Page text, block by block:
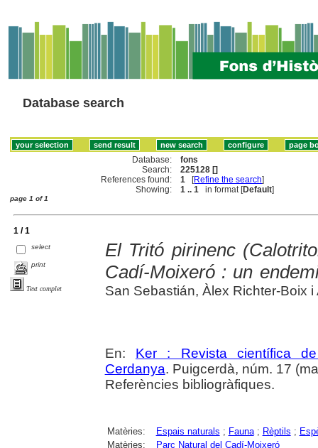
Database search
Database:
fons
Search:
225128 []
References found:
1 [Refine the search]
Showing:
1 .. 1 in format [Default]
page 1 of 1
1 / 1
select
print
Text complet
El Tritó pirinenc
Cadí-Moixeró : un
San Sebastián, Àlex Richter-Boix i
En: Ker : Revista científica
Cerdanya. Puigcerdà, núm. 17
Referències bibliogràfiques.
Matèries: Espais naturals ; Fauna; Rèptils ;
Matèries:
Parc Natural del Cadí-Moixeró